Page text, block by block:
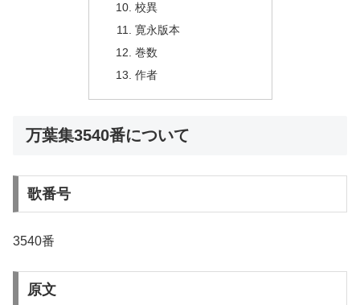
校異
寛永版本
巻数
作者
万葉集3540番について
歌番号
3540番
原文